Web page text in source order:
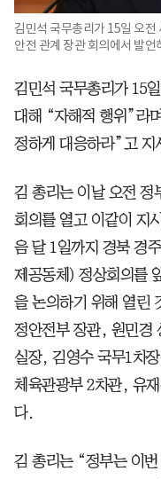
김민석 국무총리가 15일 오전
안전 관계 장관 회의에서 발언
김민석 국무총리가 15
대해 “자해적 행위”라
정하게 대응하라”고 지
김 총리는 이날 오전 정
회의를 열고 이같이 지
음 달 1일까지 경북 경
제공동체) 정상회의를
을 논의하기 위해 열린
정안전부 장관, 원민경
실장, 김영수 국무1차
체육관광부 2차관, 유
다.
김 총리는 “정부는 이